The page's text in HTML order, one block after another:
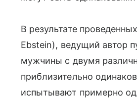
В результате
Ebstein), ведущий автор
мужчины с двумя
приблизительно
испытывают примерно